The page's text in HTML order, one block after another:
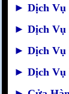
► Dịch Vụ
► Dịch Vụ
► Dịch Vụ
► Dịch Vụ